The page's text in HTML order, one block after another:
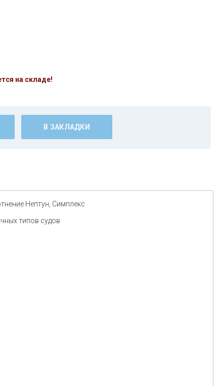
на складе!
В ЗАКЛАДКИ
Нептун, Симплекс
типов судов